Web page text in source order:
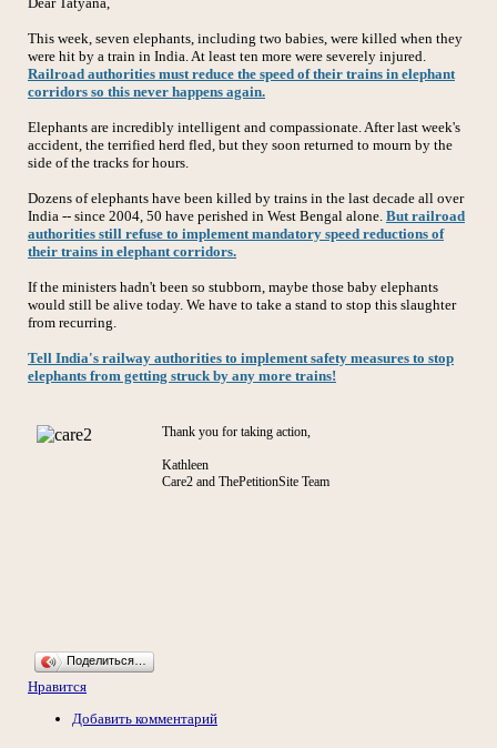
This week, seven elephants, including two babies, were killed when they
were hit by a train in India. At least ten more were severely injured.
Railroad authorities must reduce the speed of their trains in elephant
corridors so this never happens again.
Elephants are incredibly intelligent and compassionate. After last week's
accident, the terrified herd fled, but they soon returned to mourn by the
side of the tracks for hours.
Dozens of elephants have been killed by trains in the last decade all over
India -- since 2004, 50 have perished in West Bengal alone. But railroad
authorities still refuse to implement mandatory speed reductions of
their trains in elephant corridors.
If the ministers hadn't been so stubborn, maybe those baby elephants
would still be alive today. We have to take a stand to stop this slaughter
from recurring.
Tell India's railway authorities to implement safety measures to stop
elephants from getting struck by any more trains!
Thank you for taking action,
Kathleen
Care2 and ThePetitionSite Team
Поделиться…
Нравится
Добавить комментарий